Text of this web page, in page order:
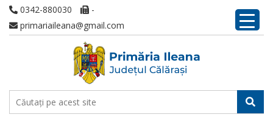
0342-880030
-
primariaileana@gmail.com